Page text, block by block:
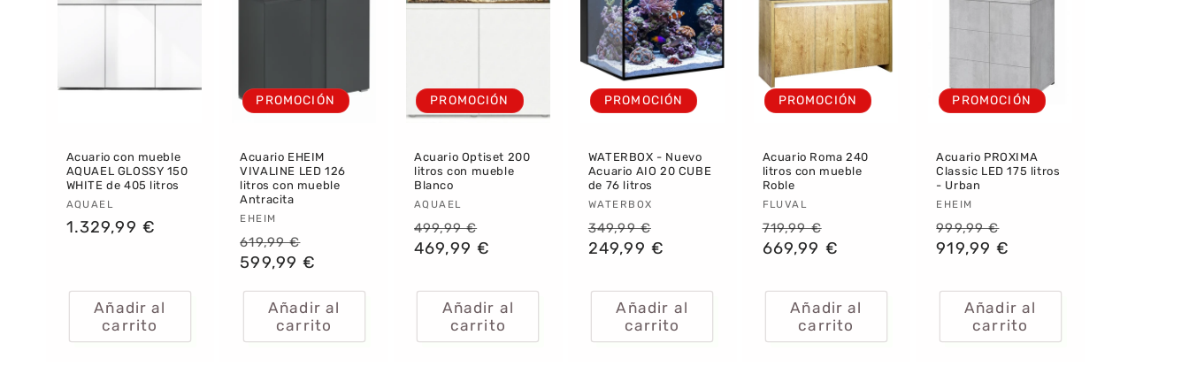
Acuario con mueble
AQUAEL GLOSSY 150
WHITE de 405 litros
Proveedor:
AQUAEL
Precio
1.329,99 €
Añadir al
carrito
PROMOCIÓN
Acuario EHEIM
VIVALINE LED 126
litros con mueble
Antracita
Proveedor:
EHEIM
Precio
habitual
619,99 €
de
599,99 €
Añadir al
carrito
PROMOCIÓN
Acuario Optiset 200
litros con mueble
Blanco
Proveedor:
AQUAEL
Precio
habitual
499,99 €
de
469,99 €
Añadir al
carrito
PROMOCIÓN
WATERBOX - Nuevo
Acuario AIO 20 CUBE
de 76 litros
Proveedor:
WATERBOX
Precio
habitual
349,99 €
de
249,99 €
Añadir al
carrito
PROMOCIÓN
Acuario Roma 240
litros con mueble
Roble
Proveedor:
FLUVAL
Precio
habitual
719,99 €
de
669,99 €
Añadir al
carrito
PROMOCIÓN
Acuario PROXIMA
Classic LED 175 litros
- Urban
Proveedor:
EHEIM
Precio
habitual
999,99 €
919,99 €
Añadir al
carrito